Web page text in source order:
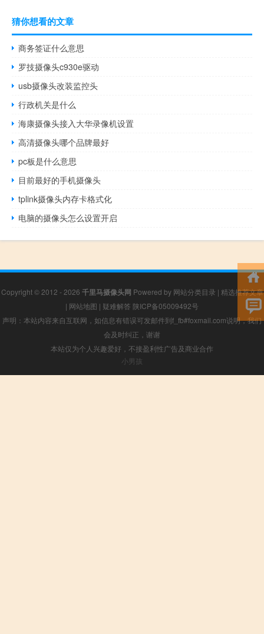
猜你想看的文章
商务签证什么意思
罗技摄像头c930e驱动
usb摄像头改装监控头
行政机关是什么
海康摄像头接入大华录像机设置
高清摄像头哪个品牌最好
pc板是什么意思
目前最好的手机摄像头
tplink摄像头内存卡格式化
电脑的摄像头怎么设置开启
Copyright © 2012 - 2026 千里马摄像头网 Powered by 网站分类目录 | 精选推荐文章
| 网站地图 | 疑难解答 陕ICP备05009492号
声明：本站内容来自互联网，如信息有错误可发邮件到f_fb#foxmail.com说明，我们
会及时纠正，谢谢
本站仅为个人兴趣爱好，不接盈利性广告及商业合作
小男孩